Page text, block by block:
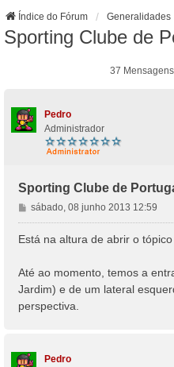
Índice do Fórum Generalidades
Sporting Clube de
37 Mensagens
Pedro
Administrador
Sporting Clube de
M
e
n
g
e
m
sábado, 08 junho 2013 12:59
Está na altura de abrir o tópico
Até ao momento, temos a
Jardim) e de um lateral
perspectiva.
Pedro